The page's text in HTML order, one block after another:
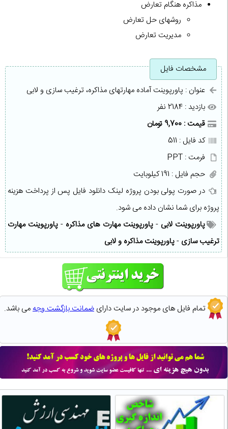
مذاکره هنگام تعارض
روشهای حل تعارض
مدیریت تعارض
مشخصات فایل
عنوان : پاورپوینت آماده مهارتهای مذاکره، ترغیب سازی و لابی
بازدید : 2184 نفر
قیمت : 9,700 تومان
کد فایل : 511
فرمت : PPT
حجم فایل : 191 کیلوبایت
در صورت پولی بودن پروژه لینک دانلود فایل پس از پرداخت هزینه
پروژه برای شما نشان داده می شود.
پاورپوینت لابی- پاورپوینت مهارت های مذاکره- پاورپوینت مهارت
ترغیب سازی-پاورپوینت مذاکره و لابی
تمام فایل های موجود در سایت دارای ضمانت بازگشت وجهمی باشد.